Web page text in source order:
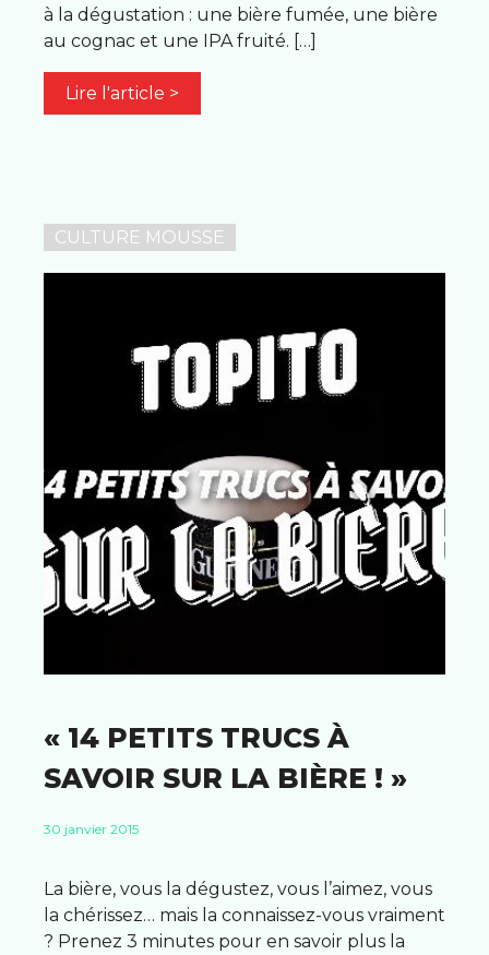
à la dégustation : une bière fumée, une bière
au cognac et une IPA fruité. […]
Lire l'article >
CULTURE MOUSSE
« 14 PETITS TRUCS À
SAVOIR SUR LA BIÈRE ! »
30 janvier 2015
La bière, vous la dégustez, vous l’aimez, vous
la chérissez… mais la connaissez-vous vraiment
? Prenez 3 minutes pour en savoir plus la